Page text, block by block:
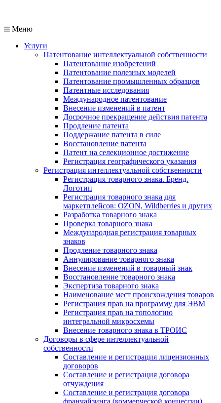
Меню
Услуги
Патентование интеллектуальной собственности
Патентование изобретений
Патентование полезных моделей
Патентование промышленных образцов
Патентные исследования
Международное патентование
Внесение изменений в патент
Досрочное прекращение действия патента
Продление патента
Поддержание патента в силе
Восстановление патента
Патент на селекционное достижение
Регистрация географического указания
Регистрация интеллектуальной собственности
Регистрация товарного знака. Бренд.
Логотип
Регистрация товарного знака для
маркетплейсов: OZON, Wildberries и других
Разработка товарного знака
Проверка товарного знака
Международная регистрация товарных
знаков
Продление товарного знака
Аннулирование товарного знака
Внесение изменений в товарный знак
Восстановление товарного знака
Экспертиза товарного знака
Наименование мест происхождения товаров
Регистрация прав на программу для ЭВМ
Регистрация прав на топологию
интегральной микросхемы
Внесение товарного знака в ТРОИС
Договоры в сфере интеллектуальной
собственности
Составление и регистрация лицензионных
договоров
Составление и регистрация договора
отчуждения
Составление и регистрация договора
франчайзинга (коммерческой концессии)